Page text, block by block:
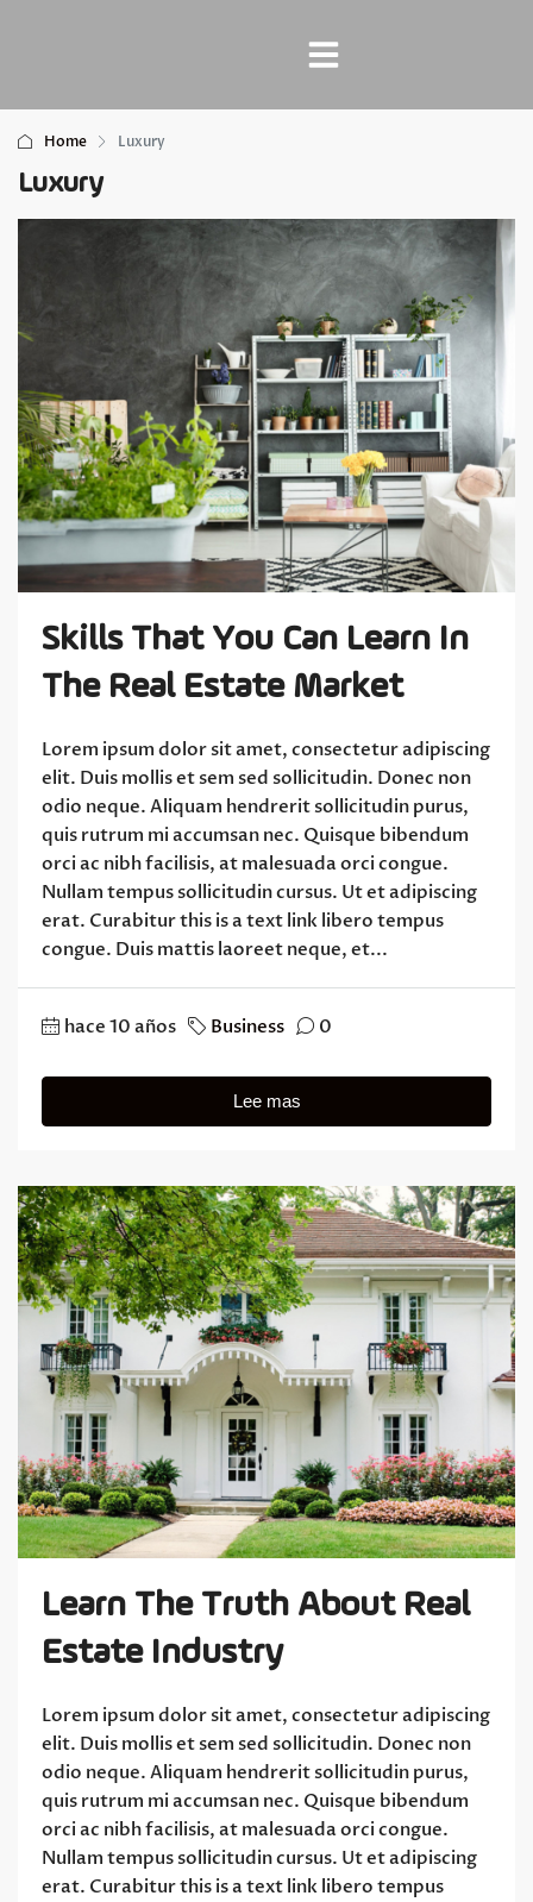
Home Luxury
Luxury
Skills That You Can Learn In
The Real Estate Market
Lorem ipsum dolor sit amet, consectetur adipiscing
elit. Duis mollis et sem sed sollicitudin. Donec non
odio neque. Aliquam hendrerit sollicitudin purus,
quis rutrum mi accumsan nec. Quisque bibendum
orci ac nibh facilisis, at malesuada orci congue.
Nullam tempus sollicitudin cursus. Ut et adipiscing
erat. Curabitur this is a text link libero tempus
congue. Duis mattis laoreet neque, et...
hace 10 años Business 0
Lee mas
Learn The Truth About Real
Estate Industry
Lorem ipsum dolor sit amet, consectetur adipiscing
elit. Duis mollis et sem sed sollicitudin. Donec non
odio neque. Aliquam hendrerit sollicitudin purus,
quis rutrum mi accumsan nec. Quisque bibendum
orci ac nibh facilisis, at malesuada orci congue.
Nullam tempus sollicitudin cursus. Ut et adipiscing
erat. Curabitur this is a text link libero tempus